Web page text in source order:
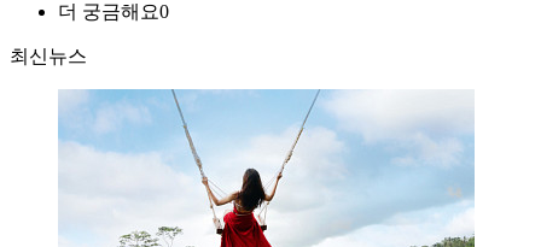
더 궁금해요0
최신뉴스